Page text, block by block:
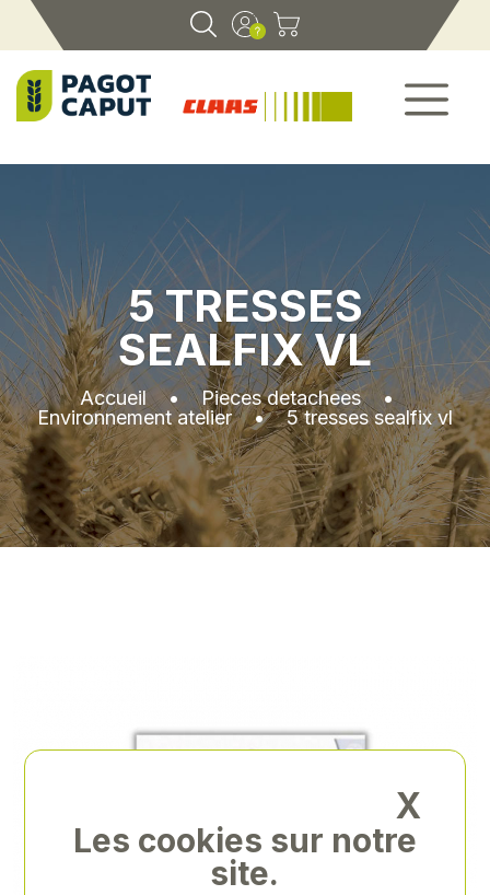
5 TRESSES
SEALFIX VL
Accueil•Pieces detachees•
Environnement atelier•5 tresses sealfix vl
X
Les cookies sur notre
site.